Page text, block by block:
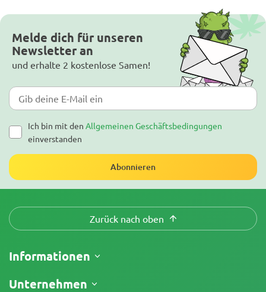
Melde dich für unseren
Newsletter an
und erhalte 2 kostenlose Samen!
Ich bin mit den Allgemeinen Geschäftsbedingungen
einverstanden
Abonnieren
Zurück nach oben
Informationen
Versand
Unternehmen